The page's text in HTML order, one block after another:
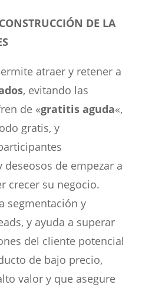
DE LA
atraer y retener a
, evitando las
de «gratitis aguda«,
gratis, y
de empezar a
crecer su negocio.
segmentación y
y ayuda a superar
del cliente potencial
de bajo precio,
valor y que asegure